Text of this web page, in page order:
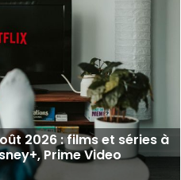
2026 : films et séries à
Prime Video